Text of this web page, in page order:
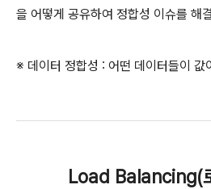
을 어떻게 공유하여 정합성 이슈를 해
※ 데이터 정합성 : 어떤 데이터들이 값
Load Balancing(